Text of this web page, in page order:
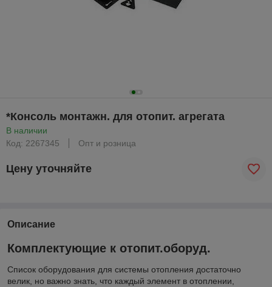
*Консоль монтажн. для отопит. агрегата
В наличии
Код: 2267345
Опт и розница
Цену уточняйте
Описание
Комплектующие к отопит.оборуд.
Список оборудования для системы отопления достаточно
велик, но важно знать, что каждый элемент в отоплении,